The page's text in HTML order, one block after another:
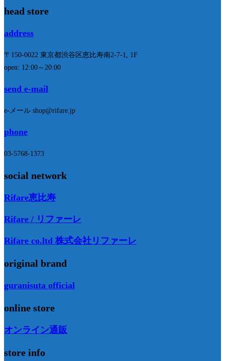
head store
address
〒150-0022 東京都渋谷区恵比寿南2-7-1, 1F
open: 12:00～20:00
send e-mail
e-メール shop@rifare.jp
phone
03-5768-1373
social network
Rifare恵比寿
Rifare / リファーレ
Rifare co.ltd 株式会社リファーレ
original brand
guranisuta official
online store
オンライン通販
store info